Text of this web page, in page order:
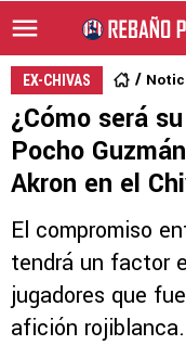
EX-CHIVAS
¿Cómo será
Pocho
Akron en el
El compromiso
tendrá un factor
jugadores que
afición rojiblanca.